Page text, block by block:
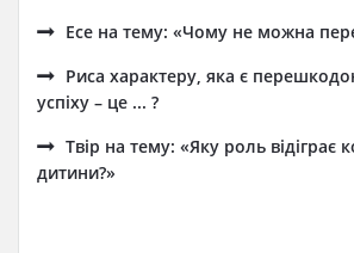
Есе на тему: «Чому не можна
Риса характеру, яка є
успіху – це ... ?
Твір на тему: «Яку роль відіграє
дитини?»